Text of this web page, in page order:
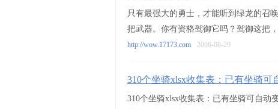
只有最强大的勇士，才能听到绿龙的召
把武器。你有资格驾御它吗？驾御这把
http://wow.17173.com 2006-08-29
310个坐骑xlsx收集表：已有坐骑可
310个坐骑xlsx收集表：已有坐骑可自动